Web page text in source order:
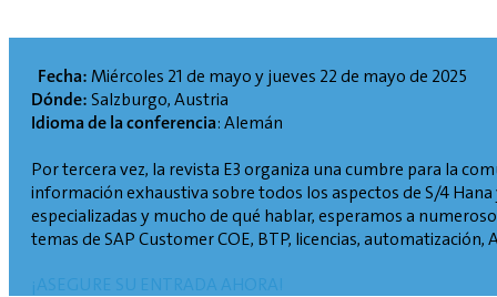
Fecha:‎ Miércoles 21 de mayo y jueves 22 de mayo de 2025
Dónde:‎ Salzburgo, Austria
Idioma de la conferencia: Alemán
Por tercera vez, la revista E3 organiza una cumbre para la
información exhaustiva sobre todos los aspectos de S/4 Hana
especializadas y mucho de qué hablar, esperamos a
temas de SAP Customer COE, BTP, licencias,
¡ASEGURE SU ENTRADA AHORA!